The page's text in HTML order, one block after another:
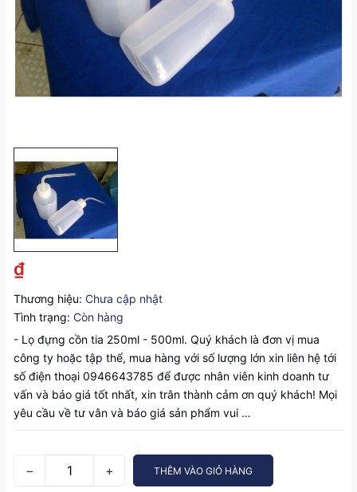
₫
Thương hiệu: Chưa cập nhật
Tình trạng: Còn hàng
- Lọ đựng cồn tia 250ml - 500ml. Quý khách là đơn vị mua
công ty hoặc tập thể, mua hàng với số lượng lớn xin liên hệ tới
số điện thoại 0946643785 để được nhân viên kinh doanh tư
vấn và báo giá tốt nhất, xin trân thành cảm ơn quý khách! Mọi
yêu cầu về tư vân và báo giá sản phẩm vui …
− + THÊM VÀO GIỎ HÀNG